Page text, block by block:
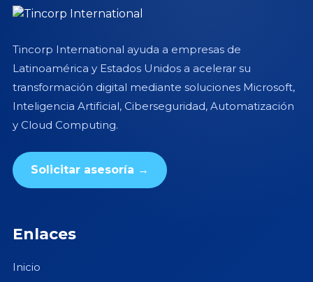
Tincorp International ayuda a empresas de
Latinoamérica y Estados Unidos a acelerar su
transformación digital mediante soluciones Microsoft,
Inteligencia Artificial, Ciberseguridad, Automatización
y Cloud Computing.
Solicitar asesoría →
Enlaces
Inicio